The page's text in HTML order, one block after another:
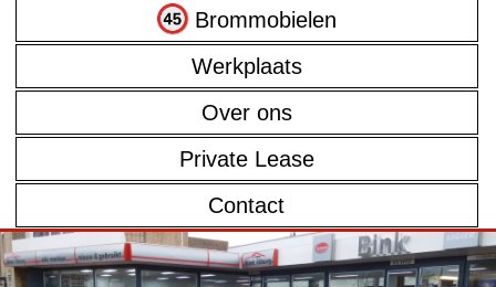
Brommobielen
Werkplaats
Over ons
Private Lease
Contact